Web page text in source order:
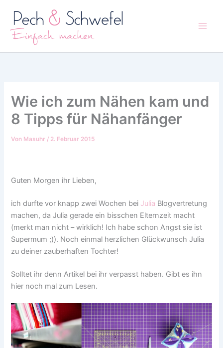
Inhalt
springen
Wie ich zum Nähen kam und
8 Tipps für Nähanfänger
Von Masuhr / 2. Februar 2015
Guten Morgen ihr Lieben,
ich durfte vor knapp zwei Wochen bei Julia Blogvertretung
machen, da Julia gerade ein bisschen Elternzeit macht
(merkt man nicht – wirklich! Ich habe schon Angst sie ist
Supermum ;)). Noch einmal herzlichen Glückwunsch Julia
zu deiner zauberhaften Tochter!
Solltet ihr denn Artikel bei ihr verpasst haben. Gibt es ihn
hier noch mal zum Lesen.